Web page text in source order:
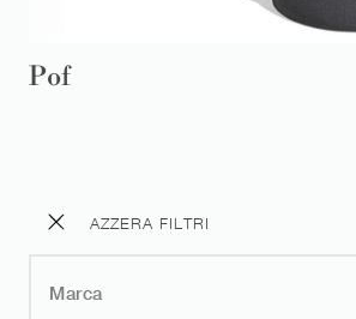
AZZERA FILTRI
Marca
Pof